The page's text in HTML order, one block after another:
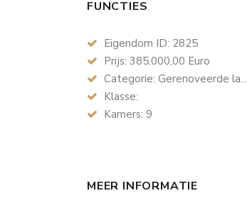
FUNCTIES
Eigendom ID: 2825
Prijs: 385.000,00 Euro
Categorie: Gerenoveerde la...
Klasse:
Kamers: 9
MEER INFORMATIE